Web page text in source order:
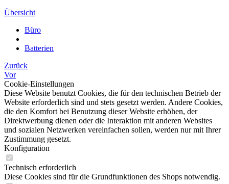
Übersicht
Büro
Batterien
Zurück
Vor
Cookie-Einstellungen
Diese Website benutzt Cookies, die für den technischen Betrieb der
Website erforderlich sind und stets gesetzt werden. Andere Cookies,
die den Komfort bei Benutzung dieser Website erhöhen, der
Direktwerbung dienen oder die Interaktion mit anderen Websites
und sozialen Netzwerken vereinfachen sollen, werden nur mit Ihrer
Zustimmung gesetzt.
Konfiguration
Technisch erforderlich
Diese Cookies sind für die Grundfunktionen des Shops notwendig.